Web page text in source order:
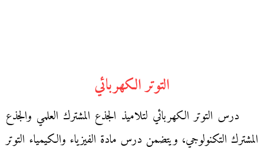
التوتر الكهربائي
درس التوتر الكهربائي لتلاميذ الجذع المشترك العلمي والجذع
المشترك التكنولوجي، ويتضمن درس مادة الفيزياء والكيمياء التوتر